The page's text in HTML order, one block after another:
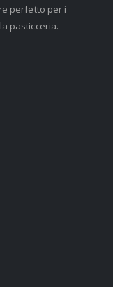
perfetto per i
pasticceria.